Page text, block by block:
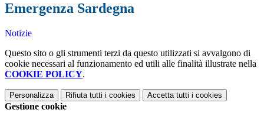
Emergenza Sardegna
Notizie
Questo sito o gli strumenti terzi da questo utilizzati si avvalgono di
cookie necessari al funzionamento ed utili alle finalità illustrate nella
COOKIE POLICY.
Personalizza Rifiuta tutti i cookies Accetta tutti i cookies
Gestione cookie